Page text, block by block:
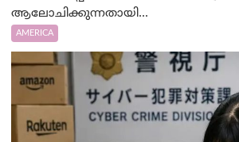
ആലോചിക്കുന്നതായി...
AMERICA